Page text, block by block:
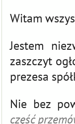
Witam
Jestem
zaszczyt
prezesa
Nie bez
część